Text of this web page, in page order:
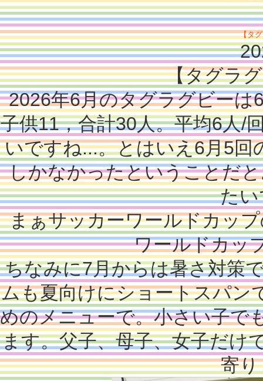
【タ
【タグラ
2026年6月のタグラグビーは
子供11，合計30人。平均6人/
いですね...。とはいえ6月5回
しかなかったということだ
た
まぁサッカーワールドカッ
ワールドカッ
ちなみに7月からは暑さ対策
ムも夏向けにショートスパン
めのメニューで。小さい子で
ます。父子、母子、女子だけ
寄